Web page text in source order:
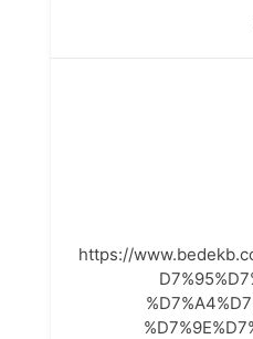
https://